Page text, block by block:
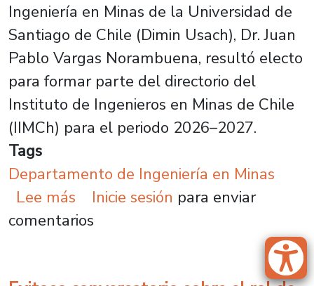
Ingeniería en Minas de la Universidad de
Santiago de Chile (Dimin Usach), Dr. Juan
Pablo Vargas Norambuena, resultó electo
para formar parte del directorio del
Instituto de Ingenieros en Minas de Chile
(IIMCh) para el periodo 2026–2027.
Tags
Departamento de Ingeniería en Minas
Lee más sobre Director de Ingeniería en
Inicie sesión para enviar
comentarios